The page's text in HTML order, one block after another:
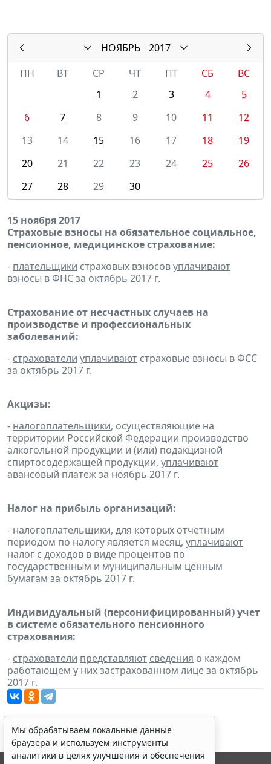
НОЯБРЬ
2017
ПН
ВТ СР ЧТ ПТ СБ
ВС
1
2 3 4
5
6
7 8 9 10 11
12
13
14 15 16 17 18
19
20
21 22 23 24 25
26
27
28 29 30
15 ноября 2017
Страховые взносы на обязательное социальное,
пенсионное, медицинское страхование:
- плательщики страховых взносовуплачивают
взносы в ФНС за октябрь 2017 г.
Страхование от несчастных случаев на
производстве и профессиональных
заболеваний:
- страхователи уплачивают страховые взносы в ФСС
за октябрь 2017 г.
Акцизы:
- налогоплательщики, осуществляющие на
территории Российской Федерации производство
алкогольной продукции и (или) подакцизной
спиртосодержащей продукции, уплачивают
авансовый платеж за ноябрь 2017 г.
Налог на прибыль организаций:
- налогоплательщики, для которых отчетным
периодом по налогу является месяц, уплачивают
налог с доходов в виде процентов по
государственным и муниципальным ценным
бумагам за октябрь 2017 г.
Индивидуальный (персонифицированный) учет
в системе обязательного пенсионного
страхования:
- страхователи представляют сведения о каждом
работающем у них застрахованном лице за октябрь
2017 г.
Мы обрабатываем локальные данные
браузера и используем инструменты
аналитики в целях улучшения и обеспечения